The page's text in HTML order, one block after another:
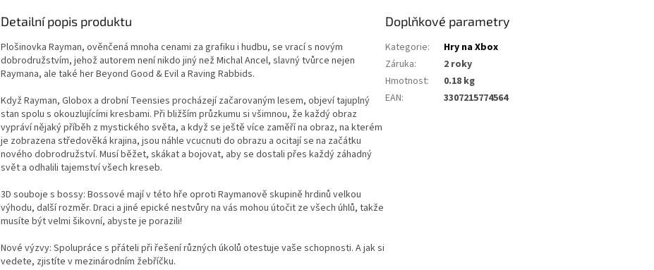
Detailní popis produktu
Plošinovka Rayman, ověnčená mnoha cenami za grafiku i hudbu, se vrací s novým
dobrodružstvím, jehož autorem není nikdo jiný než Michal Ancel, slavný tvůrce nejen
Raymana, ale také her Beyond Good & Evil a Raving Rabbids.
Když Rayman, Globox a drobní Teensies procházejí začarovaným lesem, objeví tajuplný
stan spolu s okouzlujícími kresbami. Při bližším průzkumu si všimnou, že každý obraz
vypráví nějaký příběh z mystického světa, a když se ještě více zaměří na obraz, na kterém
je zobrazena středověká krajina, jsou náhle vcucnuti do obrazu a ocitají se na začátku
nového dobrodružství. Musí běžet, skákat a bojovat, aby se dostali přes každý záhadný
svět a odhalili tajemství všech kreseb.
3D souboje s bossy: Bossové mají v této hře oproti Raymanově skupině hrdinů velkou
výhodu, další rozměr. Draci a jiné epické nestvůry na vás mohou útočit ze všech úhlů, takže
musíte být velmi šikovní, abyste je porazili!
Nové výzvy: Spolupráce s přáteli při řešení různých úkolů otestuje vaše schopnosti. A jak si
vedete, zjistíte v mezinárodním žebříčku.
Doplňkové parametry
Kategorie:
Hry na Xbox
Záruka:
2 roky
Hmotnost:
0.18 kg
EAN: 3307215774564